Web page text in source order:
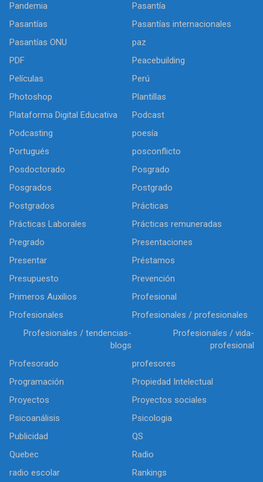
Pandemia
Pasantía
Pasantías
Pasantías internacionales
Pasantías ONU
paz
PDF
Peacebuilding
Películas
Perú
Photoshop
Plantillas
Plataforma Digital Educativa
Podcast
Podcasting
poesía
Portugués
posconflicto
Posdoctorado
Posgrado
Posgrados
Postgrado
Postgrados
Prácticas
Prácticas Laborales
Prácticas remuneradas
Pregrado
Presentaciones
Presentar
Préstamos
Presupuesto
Prevención
Primeros Auxilios
Profesional
Profesionales
Profesionales / profesionales
Profesionales / tendencias-
blogs
Profesionales / vida-
profesional
Profesorado
profesores
Programación
Propiedad Intelectual
Proyectos
Proyectos sociales
Psicoanálisis
Psicologia
Publicidad
QS
Quebec
Radio
radio escolar
Rankings